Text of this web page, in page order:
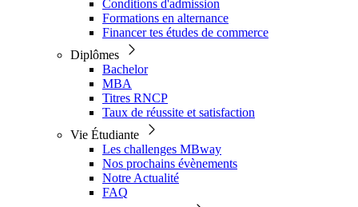
Conditions d'admission
Formations en alternance
Financer tes études de commerce
Diplômes
Bachelor
MBA
Titres RNCP
Taux de réussite et satisfaction
Vie Étudiante
Les challenges MBway
Nos prochains évènements
Notre Actualité
FAQ